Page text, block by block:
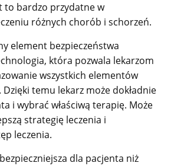
to bardzo przydatne w
różnych chorób i schorzeń.
element bezpieczeństwa
która pozwala lekarzom
wszystkich elementów
temu lekarz może dokładnie
i wybrać właściwą terapię. Może
strategię leczenia i
leczenia.
dla pacjenta niż